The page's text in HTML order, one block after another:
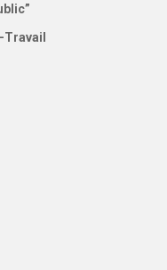
Travail